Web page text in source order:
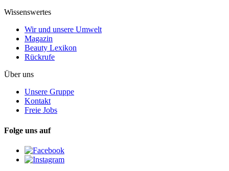
Wissenswertes
Wir und unsere Umwelt
Magazin
Beauty Lexikon
Rückrufe
Über uns
Unsere Gruppe
Kontakt
Freie Jobs
Folge uns auf